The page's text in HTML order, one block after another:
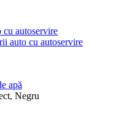
cu autoservire
auto cu autoservire
apă
Negru